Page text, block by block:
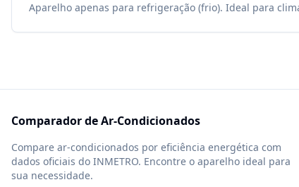
Aparelho apenas para refrigeração (frio). Ideal para
Comparador de Ar-Condicionados
Compare ar-condicionados por eficiência energética com
dados oficiais do INMETRO. Encontre o aparelho ideal para
sua necessidade.